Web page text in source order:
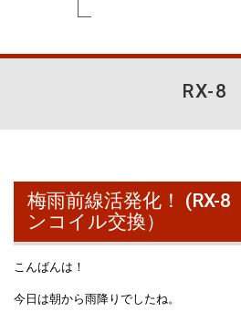
RX-8
梅雨前線活発化！ (RX-
ンコイル交換）
こんばんは！
今日は朝から雨降りでしたね。